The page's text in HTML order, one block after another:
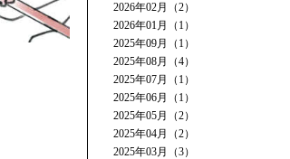
2026年02月（2）
2026年01月（1）
2025年09月（1）
2025年08月（4）
2025年07月（1）
2025年06月（1）
2025年05月（2）
2025年04月（2）
2025年03月（3）